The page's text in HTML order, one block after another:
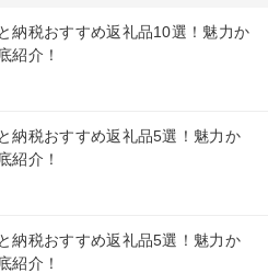
納税おすすめ返礼品10選！魅力か
紹介！
納税おすすめ返礼品5選！魅力か
紹介！
納税おすすめ返礼品5選！魅力か
紹介！